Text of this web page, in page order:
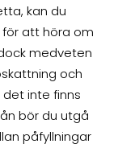
kan du
att höra om
medveten
och
det inte finns
bör du utgå
påfyllningar